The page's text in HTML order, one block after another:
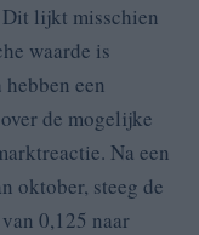
lijkt misschien
waarde is
hebben een
de mogelijke
Na een
oktober, steeg de
van 0,125 naar